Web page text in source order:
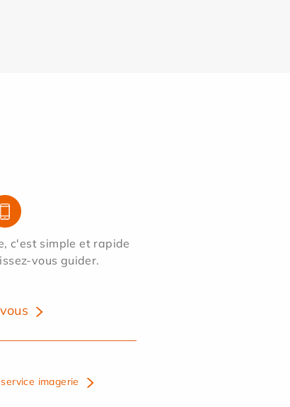
c'est simple et rapide
vous guider.
imagerie